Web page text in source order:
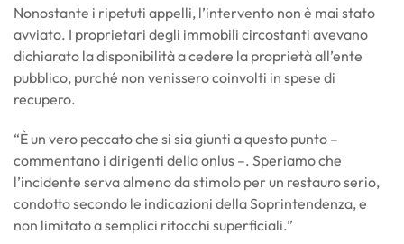
Nonostante i ripetuti appelli, l’intervento non è mai stato
avviato. I proprietari degli immobili circostanti avevano
dichiarato la disponibilità a cedere la proprietà all’ente
pubblico, purché non venissero coinvolti in spese di
recupero.
“È un vero peccato che si sia giunti a questo punto –
commentano i dirigenti della onlus –. Speriamo che
l’incidente serva almeno da stimolo per un restauro serio,
condotto secondo le indicazioni della Soprintendenza, e
non limitato a semplici ritocchi superficiali.”